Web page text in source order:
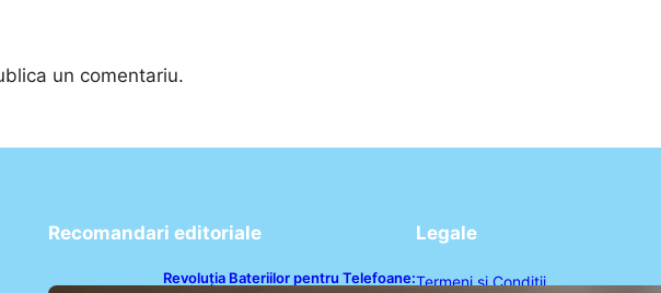
un comentariu.
Recomandari editoriale
Revoluția Bateriilor pentru Telefoane:
Legale
Termeni și Condiții